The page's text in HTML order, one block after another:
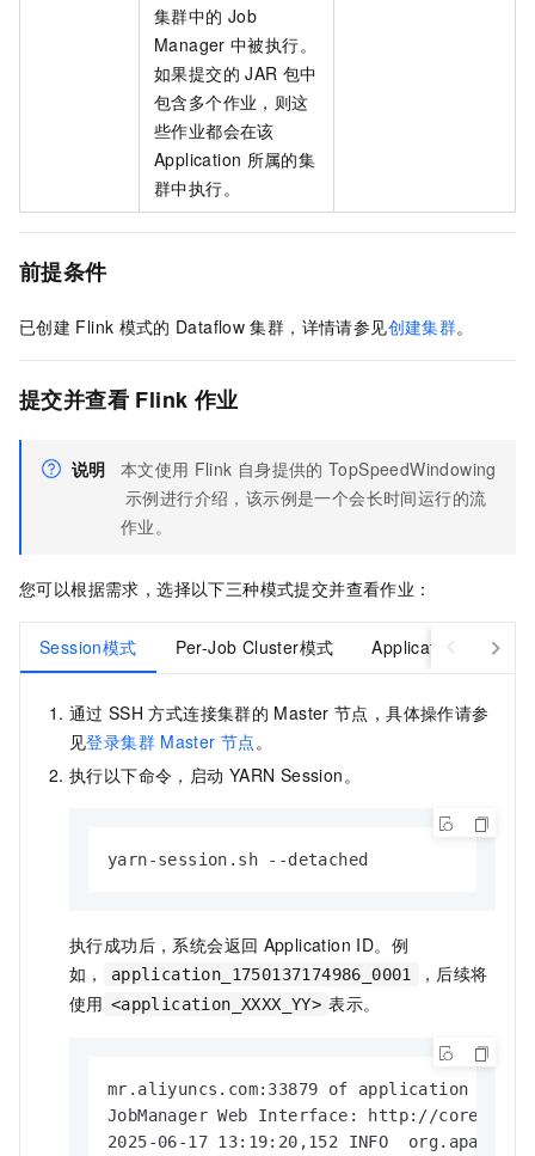
集群中的 Job
Manager 中被执行。
如果提交的 JAR 包中
包含多个作业，则这
些作业都会在该
Application 所属的集
群中执行。
前提条件
已创建 Flink 模式的 Dataflow 集群，详情请参见创建集群。
提交并查看 Flink 作业
说明 本文使用 Flink 自身提供的 TopSpeedWindowing
示例进行介绍，该示例是一个会长时间运行的流
作业。
您可以根据需求，选择以下三种模式提交并查看作业：
Session模式 Per-Job Cluster模式 Application模式
通过 SSH 方式连接集群的 Master 节点，具体操作请参
见登录集群 Master 节点。
执行以下命令，启动 YARN Session。
yarn-session.sh --detached
执行成功后，系统会返回 Application ID。例
如，
application_1750137174986_0001
，后续将
使用 <application_XXXX_YY> 表示。
mr.aliyuncs.com:33879 of application
JobManager Web Interface: http://core-1-
2025-06-17 13:19:20,152 INFO